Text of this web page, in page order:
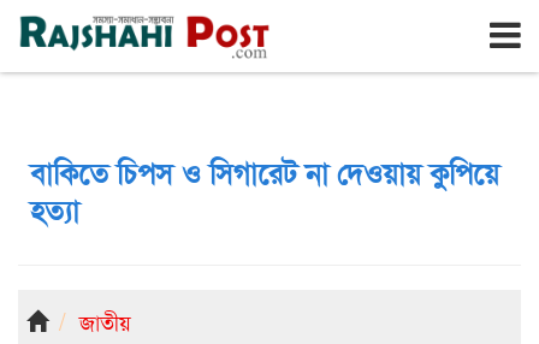
রাজশাহী শুক্রবার, ৭ই আগস্ট ২০২৬, ২৪শে শ্রাবণ ১৪৩৩
বাকিতে চিপস ও সিগারেট না দেওয়ায় কুপিয়ে
হত্যা
জাতীয়